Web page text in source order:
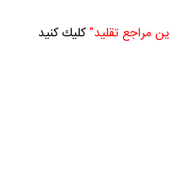
مراجع تقليد"كليك كنيد